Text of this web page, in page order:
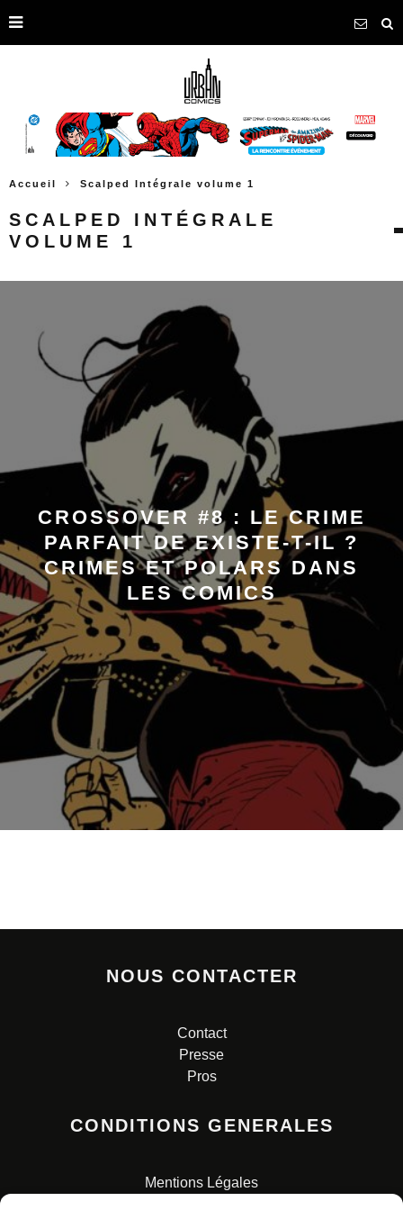
Accueil Scalped Intégrale volume 1
SCALPED INTÉGRALE
VOLUME 1
CROSSOVER #8 : LE CRIME
PARFAIT DE EXISTE-T-IL ?
CRIMES ET POLARS DANS
LES COMICS
NOUS CONTACTER
Contact
Presse
Pros
CONDITIONS GENERALES
Mentions Légales